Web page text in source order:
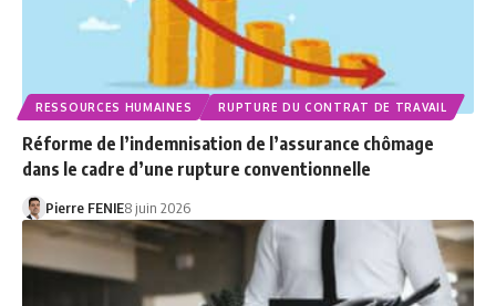
RESSOURCES HUMAINES RUPTURE DU CONTRAT DE TRAVAIL
Réforme de l’indemnisation de l’assurance chômage
dans le cadre d’une rupture conventionnelle
Pierre FENIE8 juin 2026